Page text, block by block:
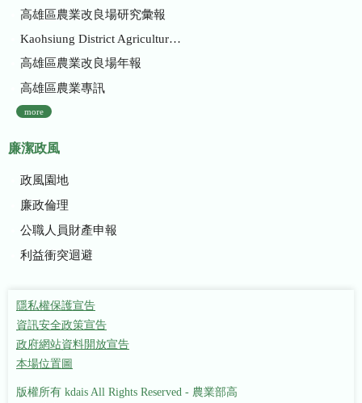
高雄區農業改良場研究彙報
Kaohsiung District Agricultural Research and Extension Station
高雄區農業改良場年報
高雄區農業專訊
more
廉潔政風
政風園地
廉政倫理
公職人員財產申報
利益衝突迴避
隱私權保護宣告
資訊安全政策宣告
政府網站資料開放宣告
本場位置圖
版權所有 kdais All Rights Reserved - 農業部高